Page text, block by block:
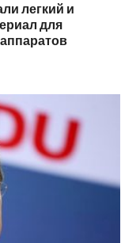
легкий и
для